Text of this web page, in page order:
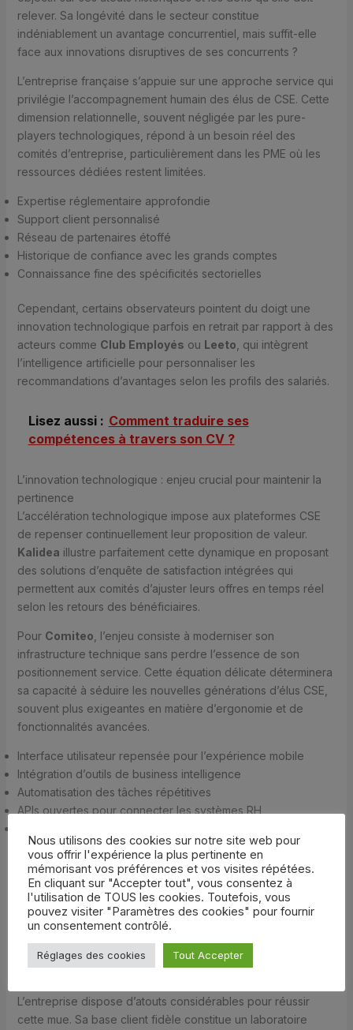
relever. Sa longévité dans le secteur constitue
indéniablement un avantage concurrentiel, mais suffit-elle
face aux innovations disruptives de ses concurrents ?
L’entreprise française s’appuie sur une approche service qui
privilégie l’accompagnement humain des élus de CSE. Cette
dimension relationnelle, souvent négligée par les pure-
players technologiques, répond à un besoin réel des
comités d’entreprise, particulièrement dans les PME où les
ressources dédiées restent limitées.
Expertise réglementaire approfondie
Support client personnalisé
Réseau de partenaires étoffé
Historique de confiance avec les grands comptes
Connaissance fine des spécificités sectorielles
Cependant, certains observateurs pointent du doigt une
innovation technologique parfois en retrait par rapport à des
acteurs comme Club Employés ou Leeto , qui intègrent
l’intelligence artificielle pour personnaliser les
recommandations d’avantages selon les profils des salariés.
Lisez aussi : Comment traduire ses
compétences à travers son CV ?
L’innovation technologique : enjeu crucial pour maintenir la
pertinence
L’accélération technologique impose aux plateformes CSE
de repenser continuellement leur proposition de valeur.
Kalidea illustre parfaitement cette dynamique en proposant
des solutions d’enquête de satisfaction intégrées qui
permettent aux comités d’ajuster leurs offres en temps réel
selon les retours des bénéficiaires.
Pour Comiteo , l’enjeu consiste à moderniser son
infrastructure technique sans perdre l’essence de son
positionnement service. Cette équation délicate déterminera
sa capacité à séduire les nouvelles générations d’élus CSE,
souvent plus exigeantes en matière d’ergonomie et de
fonctionnalités avancées.
Interface utilisateur repensée pour l’expérience mobile
Intégration d’outils de business intelligence
Automatisation des tâches répétitives
APIs ouvertes pour connecter les systèmes RH
Perspectives d’évolution : comment Comiteo peut-elle rester
dans la course ?
La pertinence future deComiteodépendra de sa capacité
à orchestrer transformation technologique et préservation
consolidation progressive du secteur, où seuls les acteurs
les plus adaptatifs survivront.
L’entreprise dispose d’atouts considérables pour réussir
cette mue. Sa base client fidèle constitue un laboratoire
Nous utilisons des cookies sur notre site web pour
vous offrir l'expérience la plus pertinente en
mémorisant vos préférences et vos visites répétées.
En cliquant sur "Accepter tout", vous consentez à
l'utilisation de TOUS les cookies. Toutefois, vous
pouvez visiter "Paramètres des cookies" pour fournir
un consentement contrôlé.
Réglages des cookies Tout Accepter